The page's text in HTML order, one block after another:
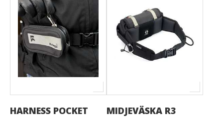
HARNESS POCKET MIDJEVÄSKA R3